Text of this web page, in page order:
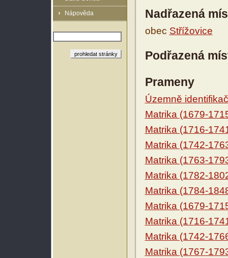
Nápověda Nadřazená
obec Střížovice
Podřazená
Prameny
Územně
Matrika (1679-
Matrika (1716-
Matrika (1742-
Matrika (1763-
Matrika (1782-
Matrika (1784-
Matrika (1679-
Matrika (1716-
Matrika (1742-
Matrika (1767-